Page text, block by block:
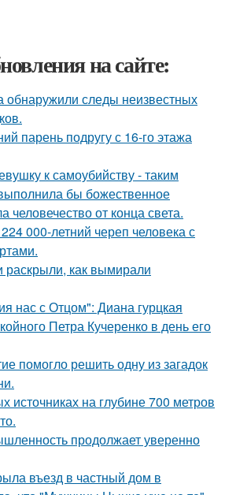
на сайте:
обнаружили следы неизвестных
парень подругу с 16-го этажа
к самоубийству - таким
бы божественное
человечество от конца света.
000-летний череп человека с
раскрыли, как вымирали
нас с Отцом": Диана гурцкая
Петра Кучеренко в день его
помогло решить одну из загадок
источниках на глубине 700 метров
продолжает уверенно
въезд в частный дом в